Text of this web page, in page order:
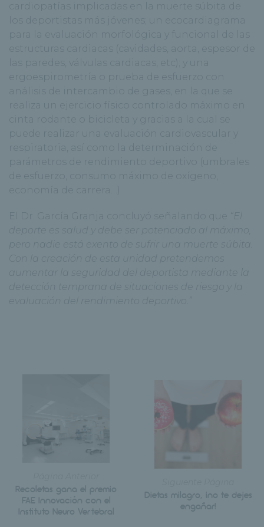
cardiopatías implicadas en la muerte súbita de
los deportistas más jóvenes; un ecocardiagrama
para la evaluación morfológica y funcional de las
estructuras cardiacas (cavidades, aorta, espesor de
las paredes, válvulas cardiacas, etc); y una
ergoespirometría o prueba de esfuerzo con
análisis de intercambio de gases, en la que se
realiza un ejercicio físico controlado máximo en
cinta rodante o bicicleta y gracias a la cual se
puede realizar una evaluación cardiovascular y
respiratoria, así como la determinación de
parámetros de rendimiento deportivo (umbrales
de esfuerzo, consumo máximo de oxígeno,
economía de carrera…).
El Dr. García Granja concluyó señalando que
“El
deporte es salud y debe ser potenciado al máximo,
pero nadie está exento de sufrir una muerte súbita.
Con la creación de esta unidad pretendemos
aumentar la seguridad del deportista mediante la
detección temprana de situaciones de riesgo y la
evaluación del rendimiento deportivo.”
Recoletas gana el premio
FAE Innovación con el
Instituto Neuro Vertebral
Dietas milagro, ¡no te dejes
engañar!